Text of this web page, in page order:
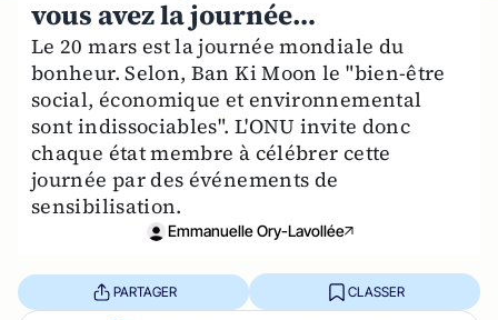
vous avez la journée…
Le 20 mars est la journée mondiale du
bonheur. Selon, Ban Ki Moon le "bien-être
social, économique et environnemental
sont indissociables". L'ONU invite donc
chaque état membre à célébrer cette
journée par des événements de
sensibilisation.
Emmanuelle Ory-Lavollée
PARTAGER CLASSER